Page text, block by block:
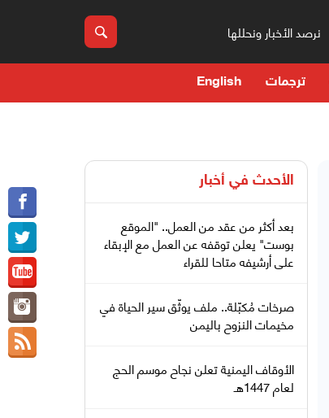
نرصد الأخبار ونحللها
ترجمات English
الأحدث في أخبار
بعد أكثر من عقد من العمل.. "الموقع
بوست" يعلن توقفه عن العمل مع الإبقاء
على أرشيفه متاحا للقراء
صرخات مُكبّلة.. ملف يوثّق سير الحياة في
مخيمات النزوح باليمن
الأوقاف اليمنية تعلن نجاح موسم الحج
لعام 1447هـ